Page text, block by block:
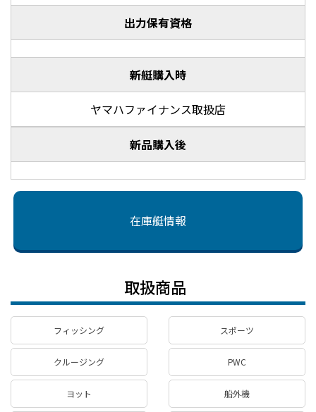
出力保有資格
新艇購入時
ヤマハファイナンス取扱店
新品購入後
在庫艇情報
取扱商品
フィッシング スポーツ
クルージング PWC
ヨット 船外機